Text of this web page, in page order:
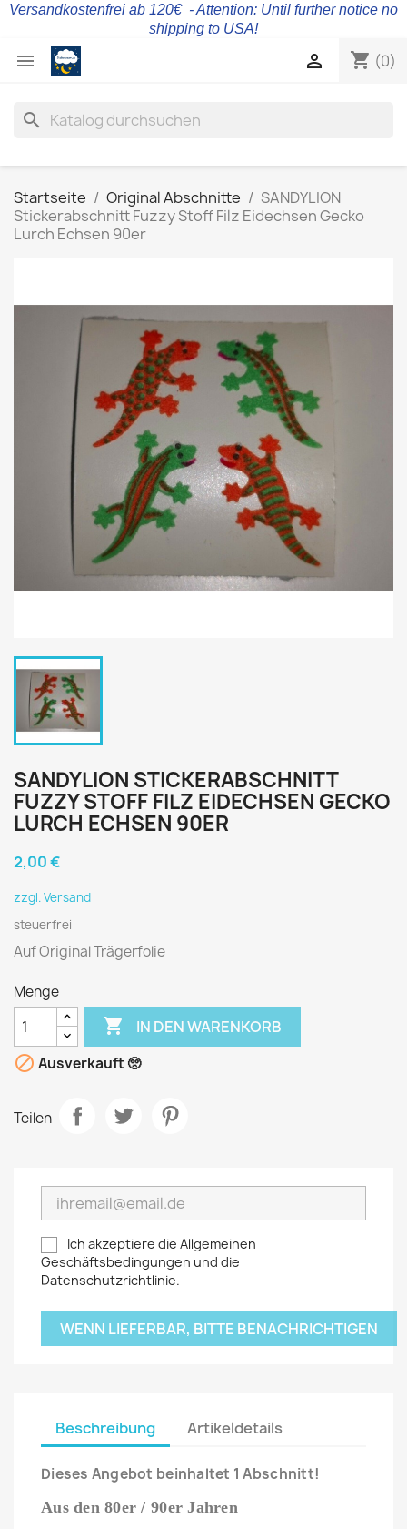
Versandkostenfrei ab 120€ - Attention: Until further notice no
shipping to USA!
 shopping_cart (0)

search
Startseite Original Abschnitte
SANDYLION
Stickerabschnitt Fuzzy Stoff Filz Eidechsen Gecko
Lurch Echsen 90er
SANDYLION STICKERABSCHNITT
FUZZY STOFF FILZ EIDECHSEN GECKO
LURCH ECHSEN 90ER
2,00 €
zzgl. Versand
steuerfrei
Auf Original Trägerfolie
Menge
 IN DEN WARENKORB
 Ausverkauft 🥺
Teilen
Ich akzeptiere die Allgemeinen
Geschäftsbedingungen und die
Datenschutzrichtlinie.
WENN LIEFERBAR, BITTE BENACHRICHTIGEN
Beschreibung Artikeldetails
Dieses Angebot beinhaltet 1 Abschnitt!
Aus den 80er / 90er Jahren